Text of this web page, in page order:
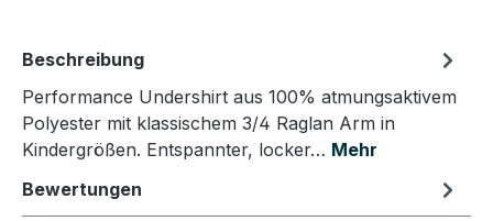
Beschreibung
Performance Undershirt aus 100% atmungsaktivem
Polyester mit klassischem 3/4 Raglan Arm in
Kindergrößen. Entspannter, locker… Mehr
Bewertungen